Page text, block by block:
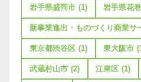
岩手県盛岡市 (1) 岩手県花
新事業進出・ものづくり商業サ
東京都渋谷区 (1) 東大阪市
武蔵村山市 (2) 江東区 (1)